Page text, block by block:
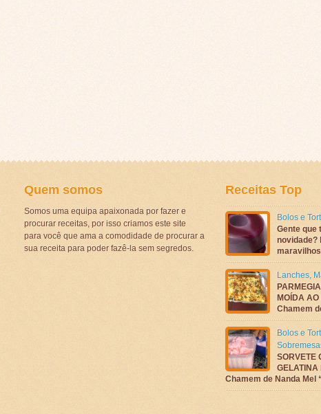
Quem somos
Somos uma equipa apaixonada por fazer e
procurar receitas, por isso criamos este site
para você que ama a comodidade de procurar a
sua receita para poder fazê-la sem segredos.
Receitas Top
Bolos e
Gente que
novidade?
Lanches,
MOÍDA AO
Chamem
Bolos e
SORVETE
GELATINA
Chamem de Nanda Mel “